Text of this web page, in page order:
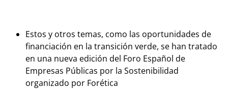
Estos y otros temas, como las oportunidades de
financiación en la transición verde, se han tratado
en una nueva edición del Foro Español de
Empresas Públicas por la Sostenibilidad
organizado por Forética